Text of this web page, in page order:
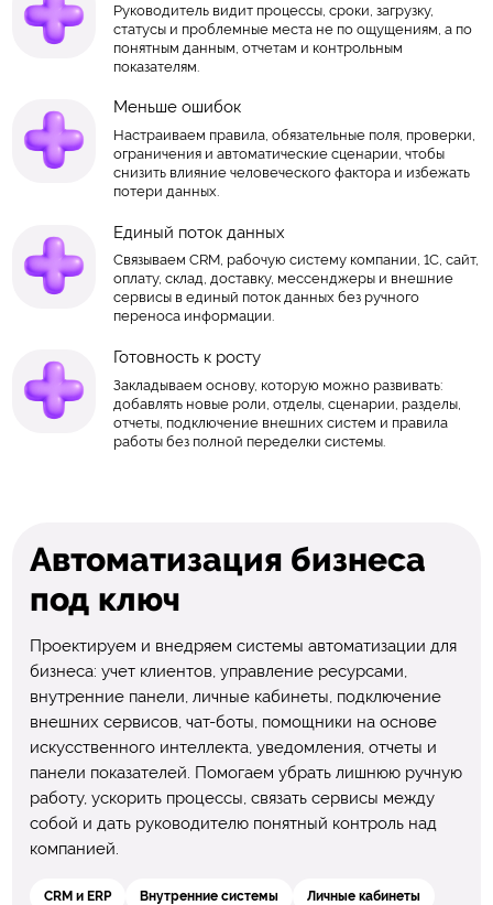
Руководитель видит процессы, сроки, загрузку,
статусы и проблемные места не по ощущениям, а по
понятным данным, отчетам и контрольным
показателям.
Меньше ошибок
Настраиваем правила, обязательные поля, проверки,
ограничения и автоматические сценарии, чтобы
снизить влияние человеческого фактора и избежать
потери данных.
Единый поток данных
Связываем CRM, рабочую систему компании, 1С, сайт,
оплату, склад, доставку, мессенджеры и внешние
сервисы в единый поток данных без ручного
переноса информации.
Готовность к росту
Закладываем основу, которую можно развивать:
добавлять новые роли, отделы, сценарии, разделы,
отчеты, подключение внешних систем и правила
работы без полной переделки системы.
Автоматизация бизнеса
под ключ
Проектируем и внедряем системы автоматизации для
бизнеса: учет клиентов, управление ресурсами,
внутренние панели, личные кабинеты, подключение
внешних сервисов, чат-боты, помощники на основе
искусственного интеллекта, уведомления, отчеты и
панели показателей. Помогаем убрать лишнюю ручную
работу, ускорить процессы, связать сервисы между
собой и дать руководителю понятный контроль над
компанией.
CRM и ERP Внутренние системы Личные кабинеты